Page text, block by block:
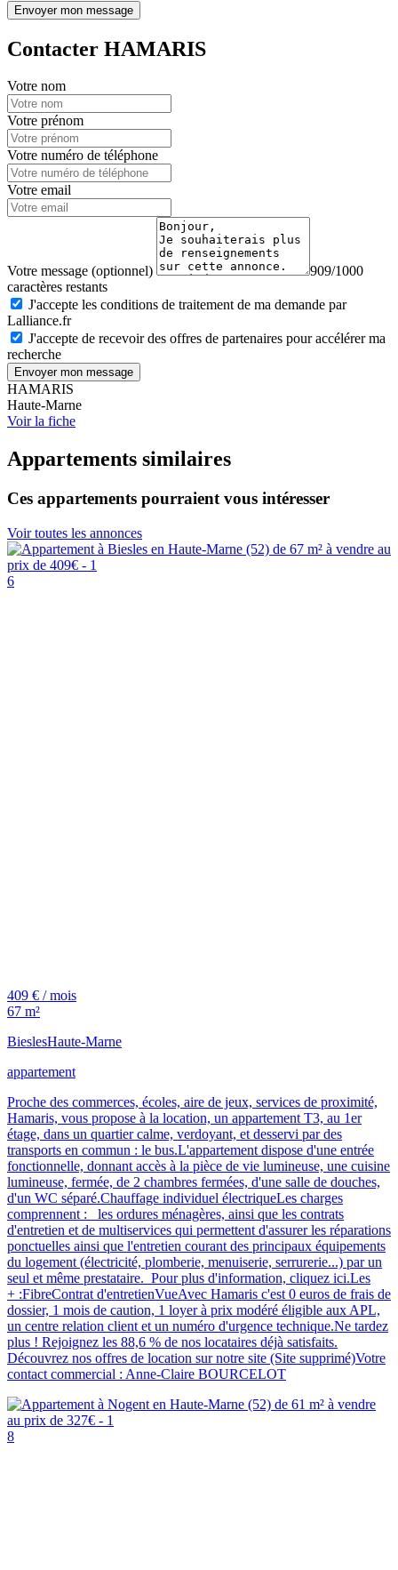
Envoyer mon message
Contacter HAMARIS
Votre nom
Votre prénom
Votre numéro de téléphone
Votre email
Votre message (optionnel)
909/1000
caractères restants
J'accepte les conditions de traitement de ma demande par
Lalliance.fr
J'accepte de recevoir des offres de partenaires pour accélérer ma
recherche
Envoyer mon message
HAMARIS
Haute-Marne
Voir la fiche
Appartements similaires
Ces appartements pourraient vous intéresser
Voir toutes les annonces
6
409 € / mois
67 m²
BieslesHaute-Marne
appartement
Proche des commerces, écoles, aire de jeux, services de proximité,
Hamaris, vous propose à la location, un appartement T3, au 1er
étage, dans un quartier calme, verdoyant, et desservi par des
transports en commun : le bus.L'appartement dispose d'une entrée
fonctionnelle, donnant accès à la pièce de vie lumineuse, une cuisine
lumineuse, fermée, de 2 chambres fermées, d'une salle de douches,
d'un WC séparé.Chauffage individuel électriqueLes charges
comprennent : les ordures ménagères, ainsi que les contrats
d'entretien et de multiservices qui permettent d'assurer les réparations
ponctuelles ainsi que l'entretien courant des principaux équipements
du logement (électricité, plomberie, menuiserie, serrurerie...) par un
seul et même prestataire. Pour plus d'information, cliquez ici.Les
+ :FibreContrat d'entretienVueAvec Hamaris c'est 0 euros de frais de
dossier, 1 mois de caution, 1 loyer à prix modéré éligible aux APL,
un centre relation client et un numéro d'urgence technique.Ne tardez
plus ! Rejoignez les 88,6 % de nos locataires déjà satisfaits.
Découvrez nos offres de location sur notre site (Site supprimé)Votre
contact commercial : Anne-Claire BOURCELOT
8